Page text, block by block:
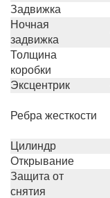
Задвижка
Ночная
задвижка
Толщина
коробки
Эксцентрик
Ребра жесткости
Цилиндр
Открывание
Защита от
снятия